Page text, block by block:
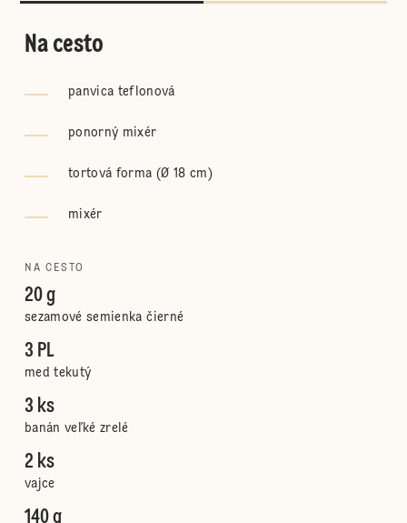
Na cesto
panvica teflonová
ponorný mixér
tortová forma (Ø 18 cm)
mixér
NA CESTO
20 g
sezamové semienka čierné
3 PL
med tekutý
3 ks
banán veľké zrelé
2 ks
vajce
140 g